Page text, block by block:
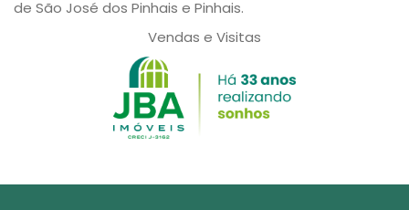
de São José dos Pinhais e Pinhais.
Vendas e Visitas